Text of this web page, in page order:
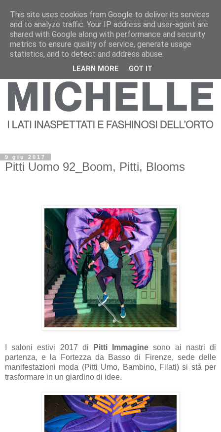
9 giu 2017
Pitti Uomo 92_Boom, Pitti, Blooms
I saloni estivi 2017 di Pitti Immagine sono ai nastri di
partenza, e la Fortezza da Basso di Firenze, sede delle
manifestazioni moda (Pitti Umo, Bambino, Filati) si stà per
trasformare in un giardino di idee.
This site uses cookies from Google to deliver its services
and to analyze traffic. Your IP address and user-agent are
shared with Google along with performance and security
metrics to ensure quality of service, generate usage
statistics, and to detect and address abuse.
LEARN MORE GOT IT